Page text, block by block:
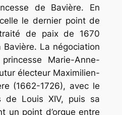
de Bavière. En
le dernier point de
de paix de 1670
Bavière. La négociation
Marie-Anne-
électeur Maximilien-
(1662-1726), avec le
de Louis XIV, puis sa
un point d’orgue entre